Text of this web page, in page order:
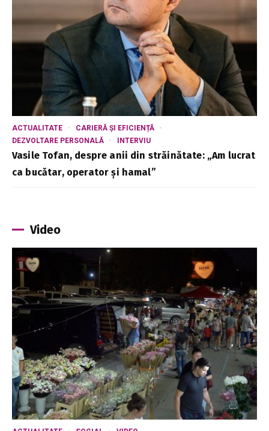
ACTUALITATE
CARIERĂ ȘI EFICIENȚĂ
DEZVOLTARE PERSONALĂ
INTERVIU
Vasile Tofan, despre anii din străinătate: „Am lucrat
ca bucătar, operator și hamal”
Video